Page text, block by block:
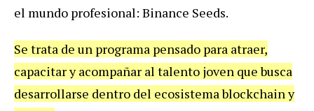
el mundo profesional: Binance Seeds.
Se trata de un programa pensado para atraer,
capacitar y acompañar al talento joven que busca
desarrollarse dentro del ecosistema blockchain y